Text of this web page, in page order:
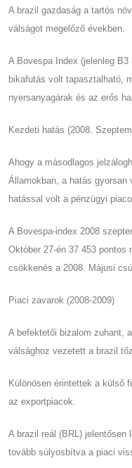
A brazil gazdaság a tartós
válságot megelőző években.
A Bovespa Index (jelenleg
bikafutás volt tapasztalható,
nyersanyagárak és az erős
Kezdeti hatás (2008.
Ahogy a másodlagos
Államokban, a hatás
hatással volt a pénzügyi
A Bovespa-index 2008
Október 27-én 37 453 pontos
csökkenés a 2008. Májusi
Piaci zavarok (2008-2009)
A befektetői bizalom zuhant,
válsághoz vezetett a brazil
Különösen érintettek a külső
az exportpiacok.
A brazil reál (BRL) jelentősen
tovább súlyosbítva a piaci